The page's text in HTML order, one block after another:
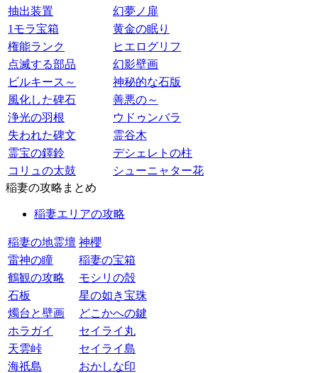
抽出装置
幻夢ノ扉
1モラ宝箱
黄金の眠り
権能ランク
ヒエログリフ
点滅する部品
幻影壁画
ビルキース～
神秘的な石版
風化した碑石
善悪の～
浄光の羽根
ウドゥンバラ
失われた碑文
霊谷木
霊宝の鐸鈴
デシェレトの柱
コリュの太鼓
シューニャター花
稲妻の攻略まとめ
稲妻エリアの攻略
稲妻の地霊壇 神櫻
雷神の瞳
稲妻の宝箱
鶴観の攻略
モシリの殻
石板
星の如き宝珠
燭台と壁画
どこかへの鍵
ホラガイ
セイライ丸
天雲峠
セイライ島
海祇島
おかしな印